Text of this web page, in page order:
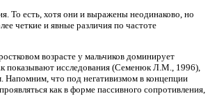
То есть, хотя они и выражены неодинаково, но
четкие и явные различия по частоте
возрасте у мальчиков доминирует
показывают исследования (Семенюк Л.М., 1996),
Напомним, что под негативизмом в концепции
как в форме пассивного сопротивления,